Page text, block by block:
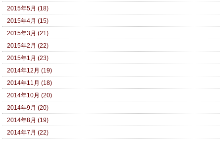
2015年5月 (18)
2015年4月 (15)
2015年3月 (21)
2015年2月 (22)
2015年1月 (23)
2014年12月 (19)
2014年11月 (18)
2014年10月 (20)
2014年9月 (20)
2014年8月 (19)
2014年7月 (22)